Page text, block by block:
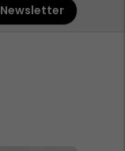
Newsletter